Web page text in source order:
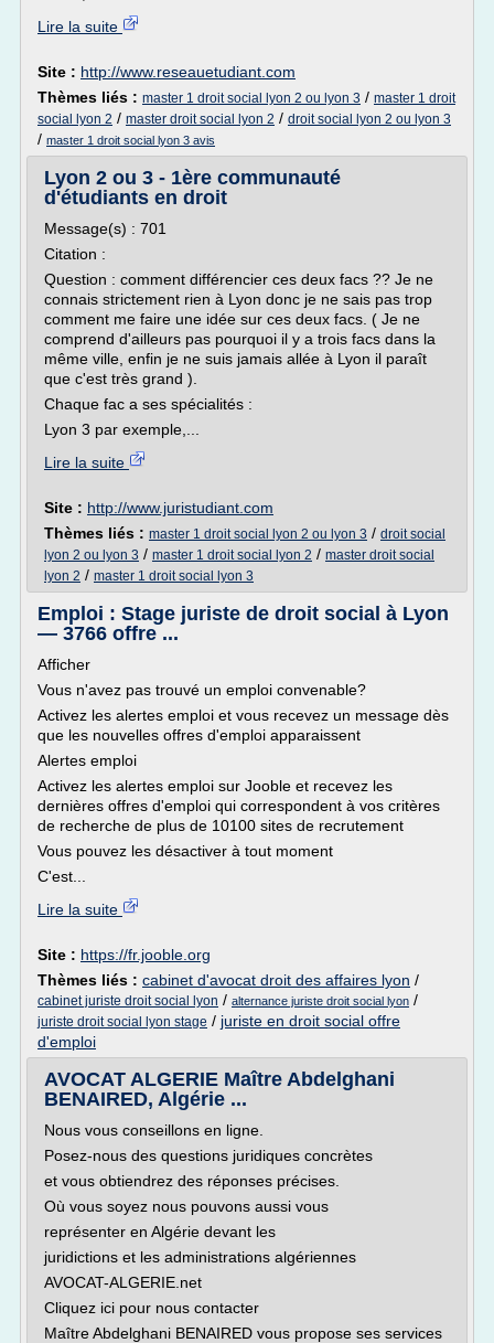
Lire la suite
Site : http://www.reseauetudiant.com
Thèmes liés : master 1 droit social lyon 2 ou lyon 3 / master 1 droit
social lyon 2 / master droit social lyon 2 / droit social lyon 2 ou lyon 3
/ master 1 droit social lyon 3 avis
Lyon 2 ou 3 - 1ère communauté
d'étudiants en droit
Message(s) : 701
Citation :
Question : comment différencier ces deux facs ?? Je ne
connais strictement rien à Lyon donc je ne sais pas trop
comment me faire une idée sur ces deux facs. ( Je ne
comprend d'ailleurs pas pourquoi il y a trois facs dans la
même ville, enfin je ne suis jamais allée à Lyon il paraît
que c'est très grand ).
Chaque fac a ses spécialités :
Lyon 3 par exemple,...
Lire la suite
Site : http://www.juristudiant.com
Thèmes liés : master 1 droit social lyon 2 ou lyon 3 / droit social
lyon 2 ou lyon 3 / master 1 droit social lyon 2 / master droit social
lyon 2 / master 1 droit social lyon 3
Emploi : Stage juriste de droit social à Lyon
— 3766 offre ...
Afficher
Vous n'avez pas trouvé un emploi convenable?
Activez les alertes emploi et vous recevez un message dès
que les nouvelles offres d'emploi apparaissent
Alertes emploi
Activez les alertes emploi sur Jooble et recevez les
dernières offres d'emploi qui correspondent à vos critères
de recherche de plus de 10100 sites de recrutement
Vous pouvez les désactiver à tout moment
C'est...
Lire la suite
Site : https://fr.jooble.org
Thèmes liés : cabinet d'avocat droit des affaires lyon /
cabinet juriste droit social lyon / alternance juriste droit social lyon /
juriste droit social lyon stage / juriste en droit social offre
d'emploi
AVOCAT ALGERIE Maître Abdelghani
BENAIRED, Algérie ...
Nous vous conseillons en ligne.
Posez-nous des questions juridiques concrètes
et vous obtiendrez des réponses précises.
Où vous soyez nous pouvons aussi vous
représenter en Algérie devant les
juridictions et les administrations algériennes
AVOCAT-ALGERIE.net
Cliquez ici pour nous contacter
Maître Abdelghani BENAIRED vous propose ses services